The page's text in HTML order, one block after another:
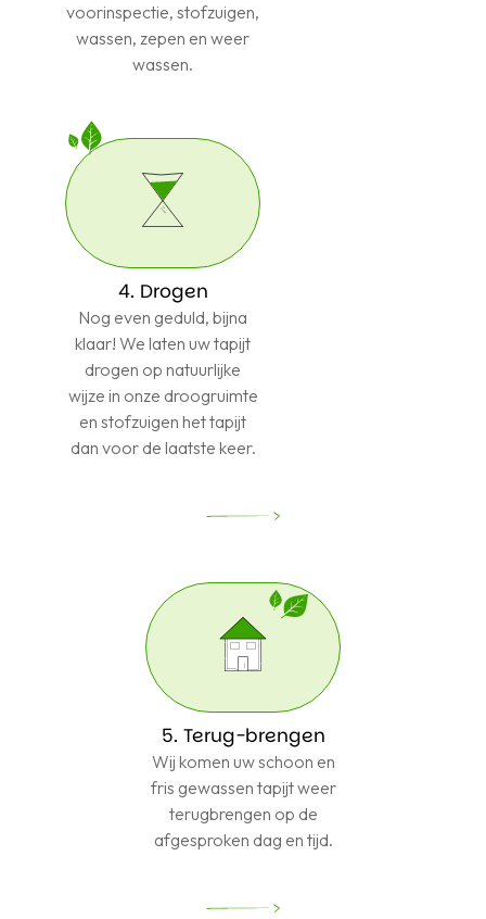
voorinspectie, stofzuigen,
wassen, zepen en weer
wassen.
4. Drogen
Nog even geduld, bijna
klaar! We laten uw tapijt
drogen op natuurlijke
wijze in onze droogruimte
en stofzuigen het tapijt
dan voor de laatste keer.
5. Terug-brengen
Wij komen uw schoon en
fris gewassen tapijt weer
terugbrengen op de
afgesproken dag en tijd.